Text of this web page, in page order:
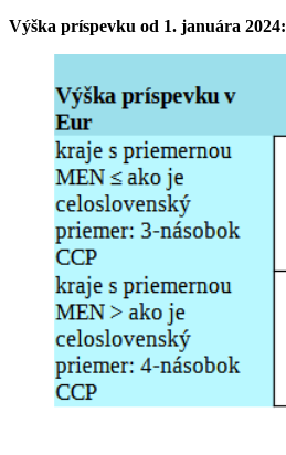
Výška príspevku od 1. januára 2024: